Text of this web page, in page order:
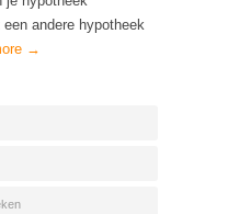
andere hypotheek
→